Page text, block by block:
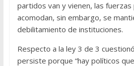
partidos van y vienen, las fuerzas
acomodan, sin embargo, se
debilitamiento de instituciones.
Respecto a la ley 3 de 3
persiste porque “hay políticos